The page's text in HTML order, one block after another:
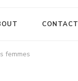
CONTACT
femmes